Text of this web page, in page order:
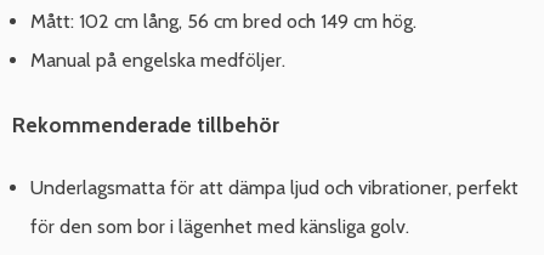
Mått: 102 cm lång, 56 cm bred och 149 cm hög.
Manual på engelska medföljer.
Rekommenderade tillbehör
Underlagsmatta för att dämpa ljud och vibrationer, perfekt
för den som bor i lägenhet med känsliga golv.